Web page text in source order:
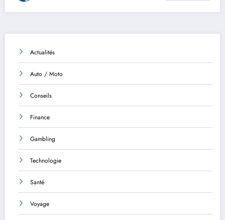
Actualités
Auto / Moto
Conseils
Finance
Gambling
Technologie
Santé
Voyage